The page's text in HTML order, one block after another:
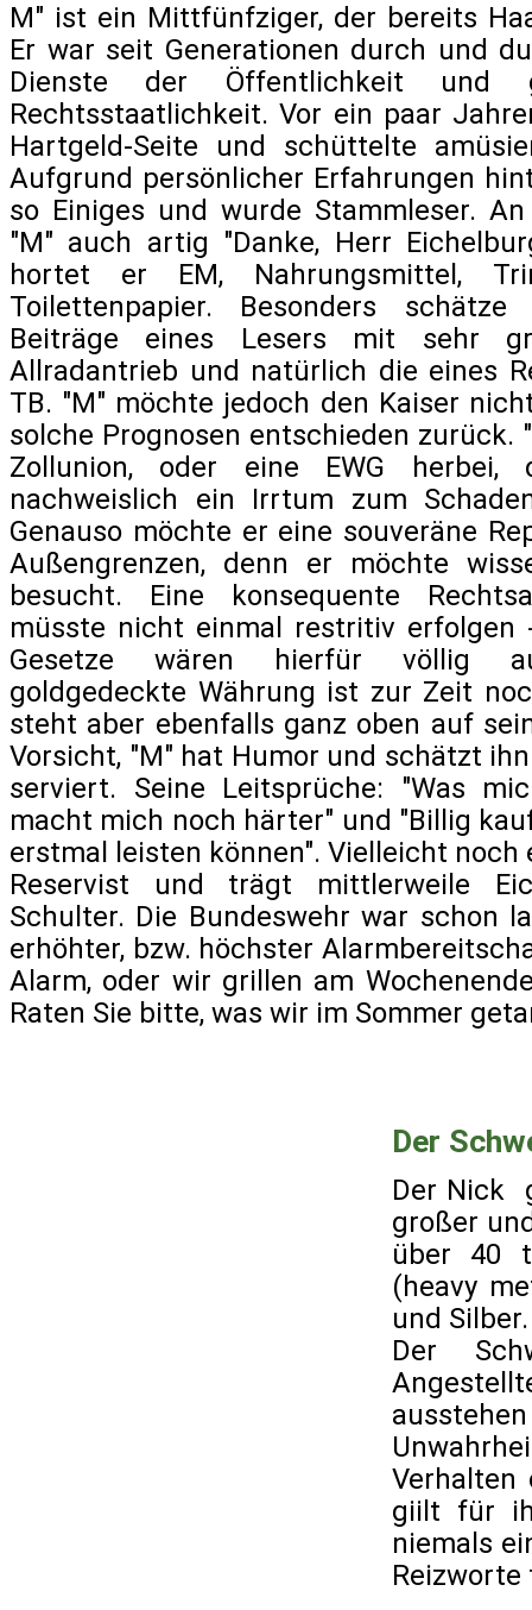
M" ist ein Mittfünfziger, der bereits
Er war seit Generationen durch und
Dienste der Öffentlichkeit und
Rechtsstaatlichkeit. Vor ein paar
Hartgeld-Seite und schüttelte
Aufgrund persönlicher Erfahrungen
so Einiges und wurde Stammleser.
"M" auch artig "Danke, Herr
hortet er EM, Nahrungsmittel,
Toilettenpapier. Besonders
Beiträge eines Lesers mit sehr
Allradantrieb und natürlich die eines
TB. "M" möchte jedoch den Kaiser
solche Prognosen entschieden zurück.
Zollunion, oder eine EWG herbei,
nachweislich ein Irrtum zum
Genauso möchte er eine souveräne
Außengrenzen, denn er möchte
besucht. Eine konsequente
müsste nicht einmal restritiv erfolgen
Gesetze wären hierfür völlig
goldgedeckte Währung ist zur Zeit
steht aber ebenfalls ganz oben auf
Vorsicht, "M" hat Humor und schätzt
serviert. Seine Leitsprüche: "Was
macht mich noch härter" und "Billig
erstmal leisten können". Vielleicht noch
Reservist und trägt mittlerweile
Schulter. Die Bundeswehr war schon
erhöhter, bzw. höchster
Alarm, oder wir grillen am
Raten Sie bitte, was wir im Sommer
Der
Der Nick
großer
über 40
(heavy
und Silber.
Der
Verhalten
giilt für
niemals
Reizworte